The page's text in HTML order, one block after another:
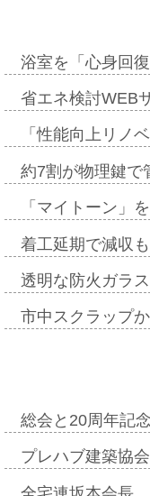
浴室を「心身回
省エネ検討WEB
「性能向上リノ
約7割が物理鍵
「マイトーン」
着工延期で減収
透明な防火ガラ
市中スクラップ
総会と20周年記
プレハブ建築協